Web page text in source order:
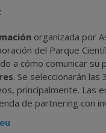
organizada por
del Parque
a cómo comunicar su
. Se seleccionarán
principalmente. Las
de partnering con